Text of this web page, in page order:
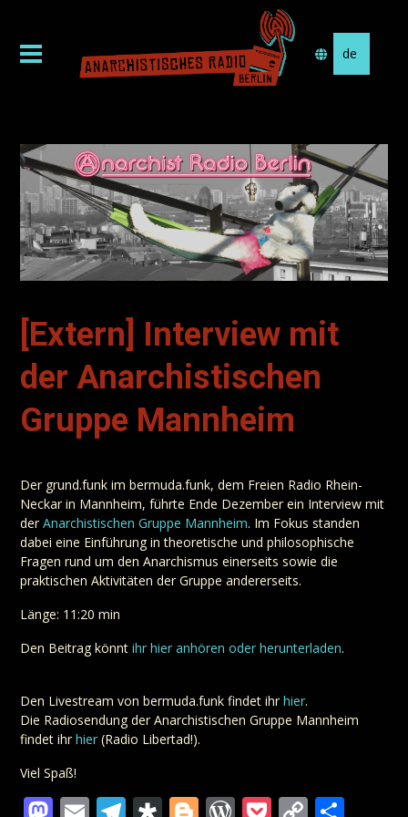
auswählen
[Extern] Interview mit
der Anarchistischen
Gruppe Mannheim
Der grund.funk im bermuda.funk, dem Freien Radio Rhein-
Neckar in Mannheim, führte Ende Dezember ein Interview mit
derAnarchistischen Gruppe Mannheim. Im Fokus standen
dabei eine Einführung in theoretische und philosophische
Fragen rund um den Anarchismus einerseits sowie die
praktischen Aktivitäten der Gruppe andererseits.
Länge: 11:20 min
Den Beitrag könntihr hier anhören oder herunterladen.
Den Livestream von bermuda.funk findet ihrhier.
Die Radiosendung der Anarchistischen Gruppe Mannheim
findet ihrhier (Radio Libertad!).
Viel Spaß!